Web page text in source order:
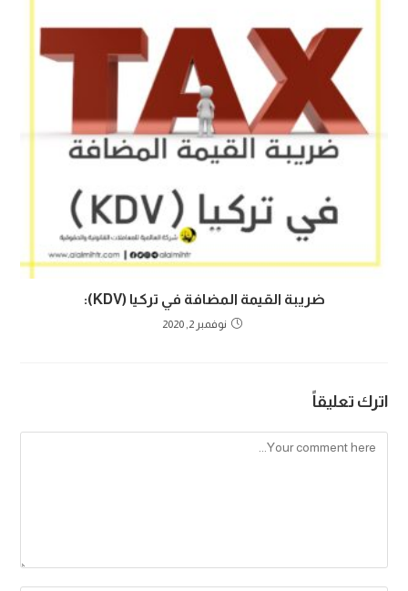
ضريبة القيمة المضافة في تركيا (KDV):
نوفمبر 2, 2020
اترك تعليقاً